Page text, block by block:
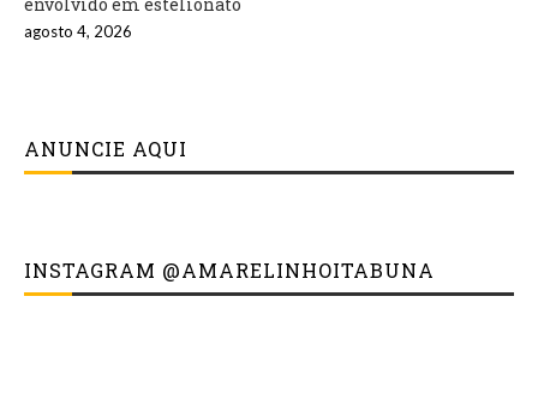
agosto 4, 2026
ANUNCIE AQUI
INSTAGRAM @AMARELINHOITABUNA